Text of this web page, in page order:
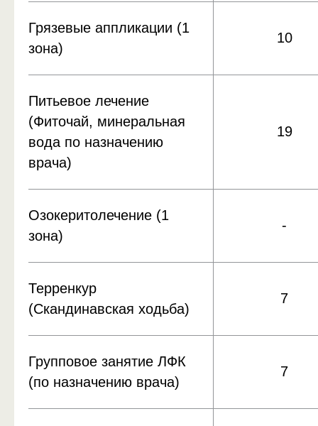
Грязевые аппликации (1
зона)
10
Питьевое лечение
(Фиточай, минеральная
вода по назначению
врача)
19
Озокеритолечение (1
зона)
-
Терренкур
(Скандинавская ходьба)
7
Групповое занятие ЛФК
(по назначению врача)
7